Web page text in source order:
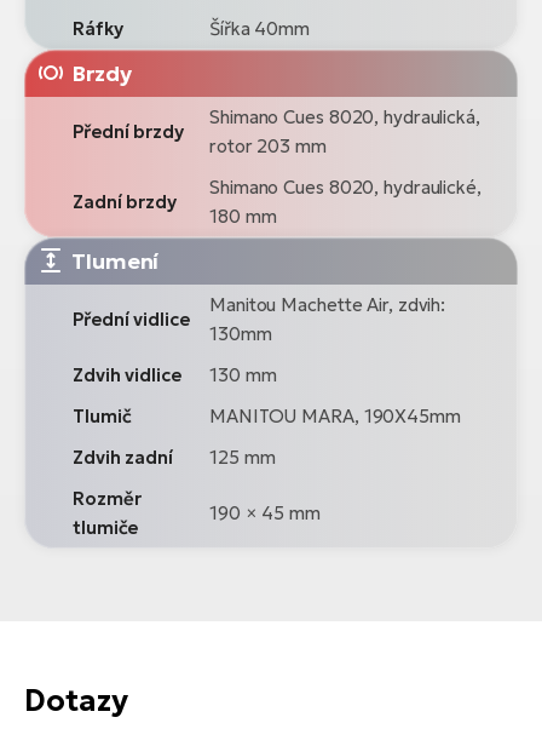
Ráfky
Šířka 40mm
Brzdy
Přední brzdy
Shimano Cues 8020, hydraulická,
rotor 203 mm
Zadní brzdy
Shimano Cues 8020, hydraulické,
180 mm
Tlumení
Přední vidlice
Manitou Machette Air, zdvih:
130mm
Zdvih vidlice
130 mm
Tlumič
MANITOU MARA, 190X45mm
Zdvih zadní
125 mm
Rozměr
tlumiče
190 × 45 mm
Dotazy